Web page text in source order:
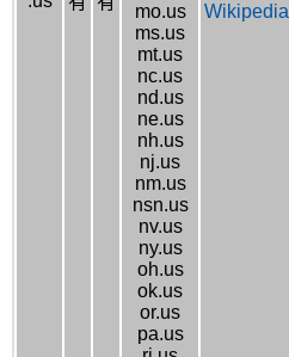
mo.us
ms.us
mt.us
nc.us
nd.us
ne.us
nh.us
nj.us
nm.us
nsn.us
nv.us
ny.us
oh.us
ok.us
or.us
pa.us
Wikipedia